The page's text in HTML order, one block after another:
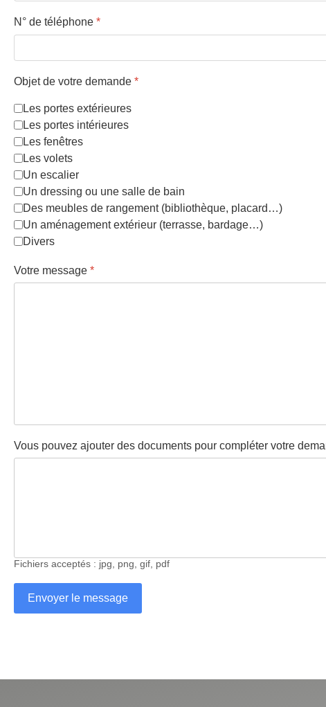
N° de téléphone *
Objet de votre demande *
Les portes extérieures
Les portes intérieures
Les fenêtres
Les volets
Un escalier
Un dressing ou une salle de bain
Des meubles de rangement (bibliothèque, placard…)
Un aménagement extérieur (terrasse, bardage…)
Divers
Votre message *
Vous pouvez ajouter des documents pour compléter votre
Fichiers acceptés : jpg, png, gif, pdf
Envoyer le message